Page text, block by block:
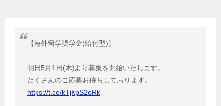
【海外留学奨学金(給付型)】
明日5月1日(木)より募集を開始いたします。
たくさんのご応募お待ちしております。
https://t.co/kTjKpS2oRk